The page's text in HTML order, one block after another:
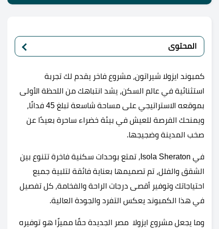
المحتوى
كمبوند ايزولا شيراتون، مشروع فاخر يقدم لك تجربة
استثنائية في عالم السكن، يشد انتباهك من اللحظة الأولى
بموقعه الاستراتيجي على مساحة شاسعة تبلغ 45 فدانًا،
ويمنحك الفرصة للعيش في بيئة خضراء ساحرة بعيدًا عن
صخب المدينة وضجيجها.
في Isola Sheraton، تمتع بوحدات سكنية فاخرة تتنوع بين
الشقق والفلل، تم تصميمها بعناية فائقة لتلبية جميع
احتياجاتك وتوفير أقصى درجات الراحة والفخامة، كل تفصيل
في هذا الكمبوند يعكس التفرد والجودة العالية.
وما يجعل مشروع ايزولا مصر الجديدة حقًا مميزًا هو توفيره